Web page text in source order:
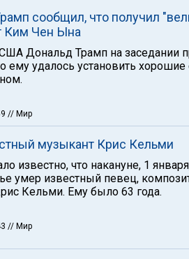
сообщил, что получил
Ким Чен Ына
Дональд Трамп на заседании
ему удалось установить
// Мир
музыкант Крис Кельми
известно, что накануне, 1
умер известный певец,
Кельми. Ему было 63 года.
// Мир